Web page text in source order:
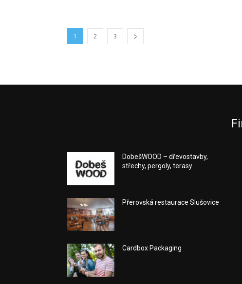
1 2 3
DobešWOOD – dřevostavby,
střechy, pergoly, terasy
Přerovská restaurace Slušovice
Cardbox Packaging